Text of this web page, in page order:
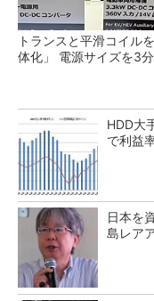
トランスと平滑コイル
体化」 電源サイズを3
HDD大
で利益
日本を
島レア